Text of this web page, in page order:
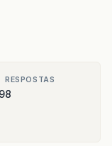
RESPOSTAS
8